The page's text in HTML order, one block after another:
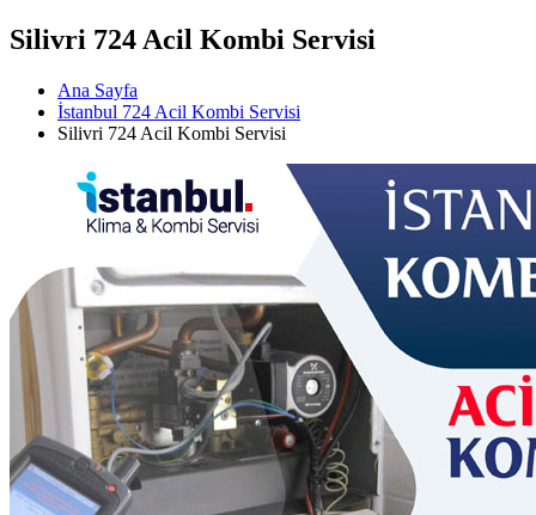
Silivri 724 Acil Kombi Servisi
Ana Sayfa
İstanbul 724 Acil Kombi Servisi
Silivri 724 Acil Kombi Servisi